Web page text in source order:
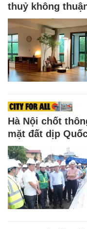
thuỷ không
Hà Nội chốt
mặt đất dịp